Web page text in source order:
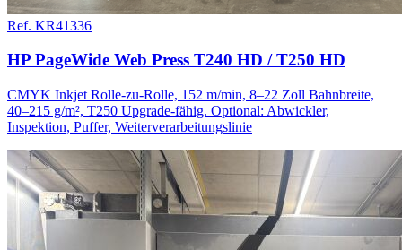
Ref. KR41336
HP PageWide Web Press T240 HD / T250 HD
CMYK Inkjet Rolle-zu-Rolle, 152 m/min, 8–22 Zoll Bahnbreite,
40–215 g/m², T250 Upgrade-fähig. Optional: Abwickler,
Inspektion, Puffer, Weiterverarbeitungslinie